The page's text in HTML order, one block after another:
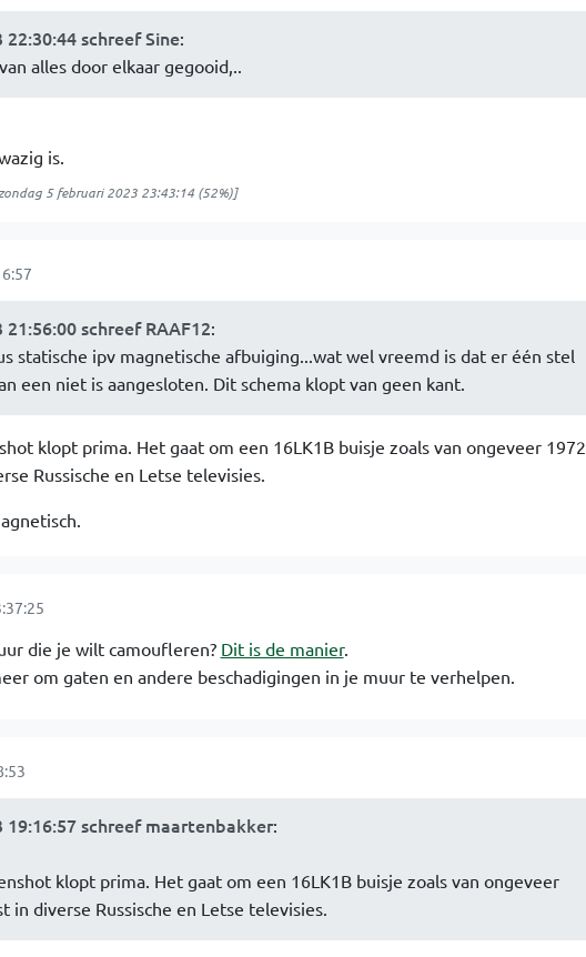
schreef Sine:
alles door elkaar gegooid,..
is.
zondag 5 februari 2023 23:43:14(52%)]
schreef RAAF12:
statische ipv magnetische afbuiging...wat wel vreemd is dat er één stel
een niet is aangesloten. Dit schema klopt van geen kant.
klopt prima. Het gaat om een 16LK1B buisje zoals van ongeveer 1972
Russische en Letse televisies.
die je wilt camoufleren? Dit is de manier.
om gaten en andere beschadigingen in je muur te verhelpen.
19:16:57 schreef maartenbakker:
klopt prima. Het gaat om een 16LK1B buisje zoals van ongeveer
in diverse Russische en Letse televisies.